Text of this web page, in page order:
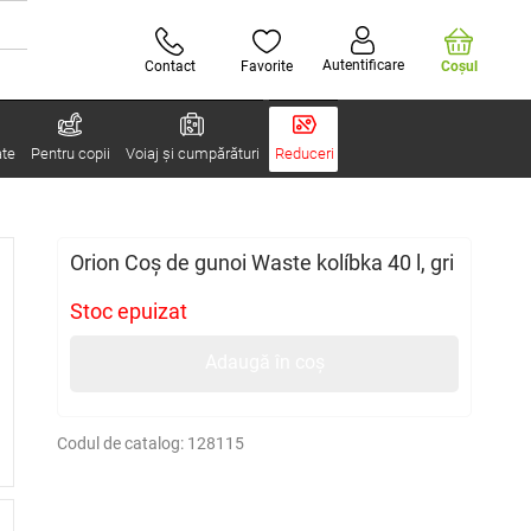
Contact Favorite Autentificare Coşul
Pentru copii Voiaj și cumpărături Reduceri
Orion Coș de gunoi Waste kolíbka 40 l, gri
Stoc epuizat
Codul de catalog: 128115